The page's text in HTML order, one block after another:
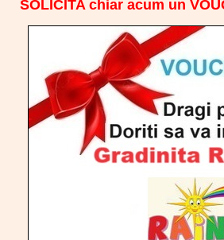
SOLICITA chiar acum un